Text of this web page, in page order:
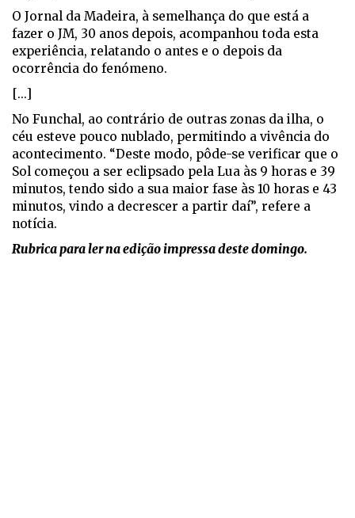
O Jornal da Madeira, à semelhança do que está a
fazer o JM, 30 anos depois, acompanhou toda esta
experiência, relatando o antes e o depois da
ocorrência do fenómeno.
[...]
No Funchal, ao contrário de outras zonas da ilha, o
céu esteve pouco nublado, permitindo a vivência do
acontecimento. “Deste modo, pôde-se verificar que o
Sol começou a ser eclipsado pela Lua às 9 horas e 39
minutos, tendo sido a sua maior fase às 10 horas e 43
minutos, vindo a decrescer a partir daí”, refere a
notícia.
Rubrica para ler na edição impressa deste domingo.